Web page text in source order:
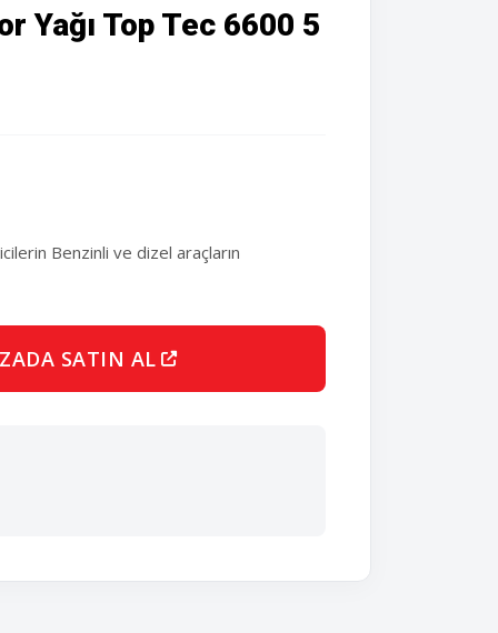
Yağı Top Tec 6600 5
Benzinli ve dizel araçların
SATIN AL